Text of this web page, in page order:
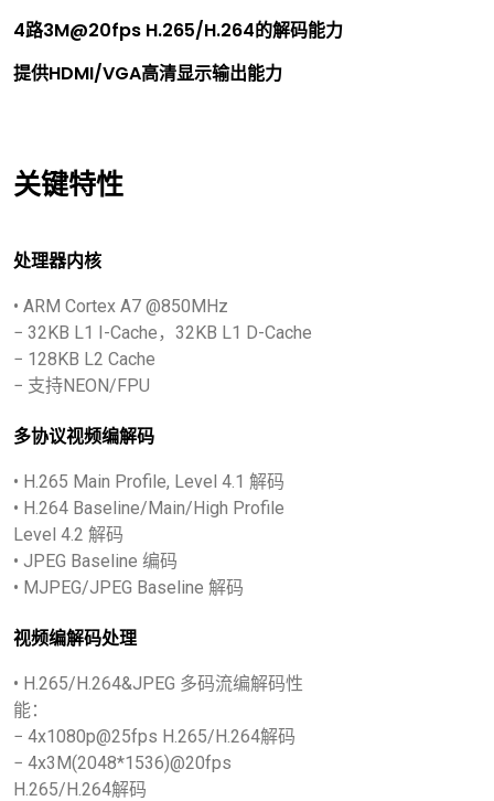
4路3M@20fps H.265/H.264的解码能力
提供HDMI/VGA高清显示输出能力
关键特性
处理器内核
• ARM Cortex A7 @850MHz
− 32KB L1 I-Cache，32KB L1 D-Cache
− 128KB L2 Cache
− 支持NEON/FPU
多协议视频编解码
• H.265 Main Profile, Level 4.1 解码
• H.264 Baseline/Main/High Profile
Level 4.2 解码
• JPEG Baseline 编码
• MJPEG/JPEG Baseline 解码
视频编解码处理
• H.265/H.264&JPEG 多码流编解码性
能：
− 4x1080p@25fps H.265/H.264解码
− 4x3M(2048*1536)@20fps
H.265/H.264解码